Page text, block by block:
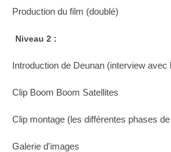
Production du film (doublé)
Niveau 2 :
Introduction de Deunan (interview avec
Clip Boom Boom Satellites
Clip montage (les différentes phases
Galerie d'images